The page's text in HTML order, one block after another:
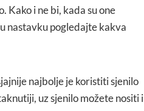
Kako i ne bi, kada su one
nastavku pogledajte kakva
najbolje je koristiti sjenilo
uz sjenilo možete nositi i